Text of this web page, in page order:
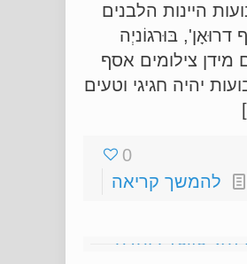
היינות הלבנים
דרוּאָן', בּוּרגוֹניְה
מידן צילומים אסף
יהיה חגיגי וטעים
0
להמשך קריאה